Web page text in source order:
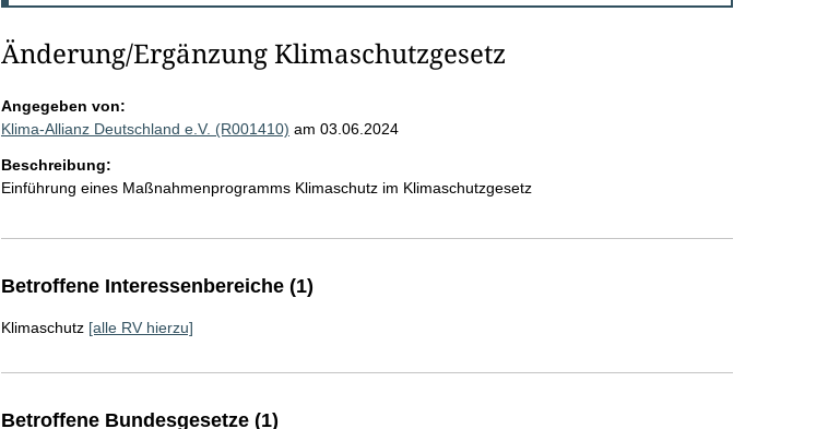
Änderung/Ergänzung Klimaschutzgesetz
Angegeben von:
Klima-Allianz Deutschland e.V. (R001410) am 03.06.2024
Beschreibung:
Einführung eines Maßnahmenprogramms Klimaschutz im Klimaschutzgesetz
Betroffene Interessenbereiche (1)
Klimaschutz [alle RV hierzu]
Betroffene Bundesgesetze (1)